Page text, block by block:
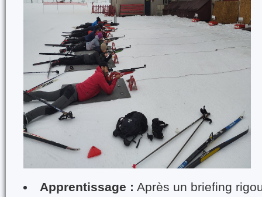
Apprentissage : Après un briefing